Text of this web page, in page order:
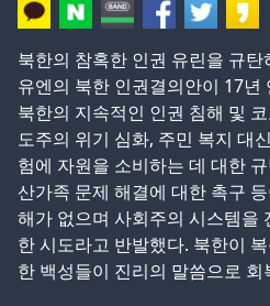
북한의 참혹한 인권 유린을 규
유엔의 북한 인권결의안이 17년
북한의 지속적인 인권 침해 및
도주의 위기 심화, 주민 복지 대
험에 자원을 소비하는 데 대한
산가족 문제 해결에 대한 촉구
해가 없으며 사회주의 시스템을
한 시도라고 반발했다. 북한이
한 백성들이 진리의 말씀으로